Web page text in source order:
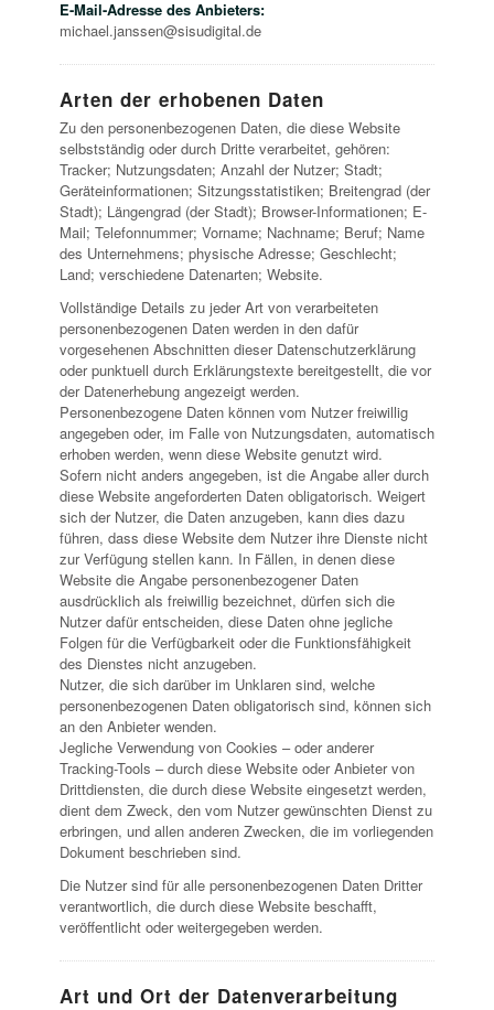
E-Mail-Adresse des Anbieters:
michael.janssen@sisudigital.de
Arten der erhobenen Daten
Zu den personenbezogenen Daten, die diese Website
selbstständig oder durch Dritte verarbeitet, gehören:
Tracker; Nutzungsdaten; Anzahl der Nutzer; Stadt;
Geräteinformationen; Sitzungsstatistiken; Breitengrad (der
Stadt); Längengrad (der Stadt); Browser-Informationen; E-
Mail; Telefonnummer; Vorname; Nachname; Beruf; Name
des Unternehmens; physische Adresse; Geschlecht;
Land; verschiedene Datenarten; Website.
Vollständige Details zu jeder Art von verarbeiteten
personenbezogenen Daten werden in den dafür
vorgesehenen Abschnitten dieser Datenschutzerklärung
oder punktuell durch Erklärungstexte bereitgestellt, die vor
der Datenerhebung angezeigt werden.
Personenbezogene Daten können vom Nutzer freiwillig
angegeben oder, im Falle von Nutzungsdaten, automatisch
erhoben werden, wenn diese Website genutzt wird.
Sofern nicht anders angegeben, ist die Angabe aller durch
diese Website angeforderten Daten obligatorisch. Weigert
sich der Nutzer, die Daten anzugeben, kann dies dazu
führen, dass diese Website dem Nutzer ihre Dienste nicht
zur Verfügung stellen kann. In Fällen, in denen diese
Website die Angabe personenbezogener Daten
ausdrücklich als freiwillig bezeichnet, dürfen sich die
Nutzer dafür entscheiden, diese Daten ohne jegliche
Folgen für die Verfügbarkeit oder die Funktionsfähigkeit
des Dienstes nicht anzugeben.
Nutzer, die sich darüber im Unklaren sind, welche
personenbezogenen Daten obligatorisch sind, können sich
an den Anbieter wenden.
Jegliche Verwendung von Cookies – oder anderer
Tracking-Tools – durch diese Website oder Anbieter von
Drittdiensten, die durch diese Website eingesetzt werden,
dient dem Zweck, den vom Nutzer gewünschten Dienst zu
erbringen, und allen anderen Zwecken, die im vorliegenden
Dokument beschrieben sind.
Die Nutzer sind für alle personenbezogenen Daten Dritter
verantwortlich, die durch diese Website beschafft,
veröffentlicht oder weitergegeben werden.
Art und Ort der Datenverarbeitung